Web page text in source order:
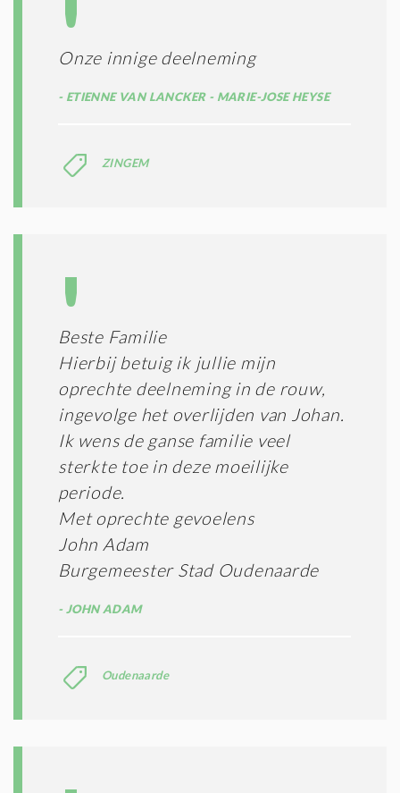
Onze innige deelneming
ETIENNE VAN LANCKER - MARIE-JOSE HEYSE
ZINGEM
Beste Familie
Hierbij betuig ik jullie mijn
oprechte deelneming in de rouw,
ingevolge het overlijden van Johan.
Ik wens de ganse familie veel
sterkte toe in deze moeilijke
periode.
Met oprechte gevoelens
John Adam
Burgemeester Stad Oudenaarde
JOHN ADAM
Oudenaarde